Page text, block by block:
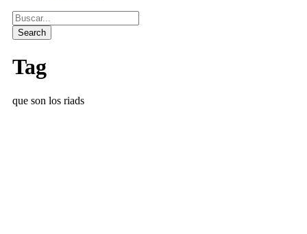
Tag
que son los riads